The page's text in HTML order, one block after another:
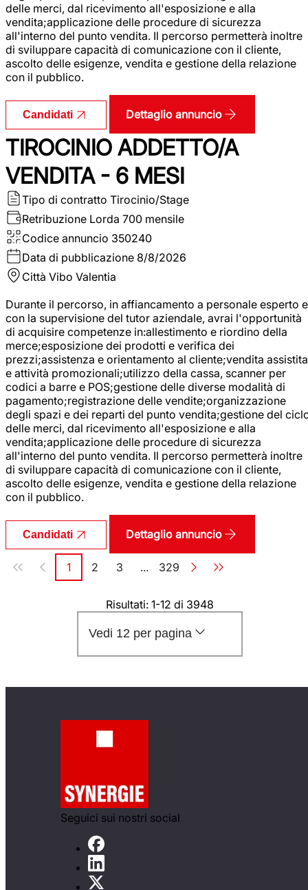
delle merci, dal ricevimento all'esposizione e alla
vendita;applicazione delle procedure di sicurezza
all'interno del punto vendita. Il percorso permetterà inoltre
di sviluppare capacità di comunicazione con il cliente,
ascolto delle esigenze, vendita e gestione della relazione
con il pubblico.
Candidati Dettaglio annuncio
TIROCINIO ADDETTO/A
VENDITA - 6 MESI
Tipo di contratto Tirocinio/Stage
Retribuzione Lorda 700 mensile
Codice annuncio 350240
Data di pubblicazione 8/8/2026
Città Vibo Valentia
Durante il percorso, in affiancamento a personale esperto e
con la supervisione del tutor aziendale, avrai l'opportunità
di acquisire competenze in:allestimento e riordino della
merce;esposizione dei prodotti e verifica dei
prezzi;assistenza e orientamento al cliente;vendita assistita
e attività promozionali;utilizzo della cassa, scanner per
codici a barre e POS;gestione delle diverse modalità di
pagamento;registrazione delle vendite;organizzazione
degli spazi e dei reparti del punto vendita;gestione del
delle merci, dal ricevimento all'esposizione e alla
vendita;applicazione delle procedure di sicurezza
all'interno del punto vendita. Il percorso permetterà inoltre
di sviluppare capacità di comunicazione con il cliente,
ascolto delle esigenze, vendita e gestione della relazione
con il pubblico.
Candidati Dettaglio annuncio
Paginazione
Pagina
1 Pagina
2 Pagina
3 ... Pagina
329
Risultati: 1-12 di 3948
Vedi 12 per pagina
Seguici sui nostri social